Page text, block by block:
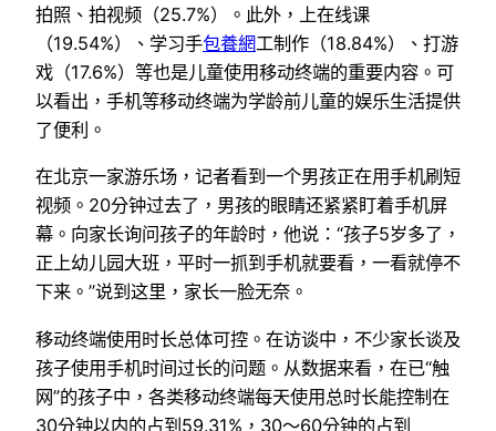
拍照、拍视频（25.7%）。此外，上在线课
（19.54%）、学习手包養網工制作（18.84%）、打游
戏（17.6%）等也是儿童使用移动终端的重要内容。可
以看出，手机等移动终端为学龄前儿童的娱乐生活提供
了便利。
在北京一家游乐场，记者看到一个男孩正在用手机刷短
视频。20分钟过去了，男孩的眼睛还紧紧盯着手机屏
幕。向家长询问孩子的年龄时，他说：“孩子5岁多了，
正上幼儿园大班，平时一抓到手机就要看，一看就停不
下来。”说到这里，家长一脸无奈。
移动终端使用时长总体可控。在访谈中，不少家长谈及
孩子使用手机时间过长的问题。从数据来看，在已“触
网”的孩子中，各类移动终端每天使用总时长能控制在
30分钟以内的占到59.31%，30～60分钟的占到